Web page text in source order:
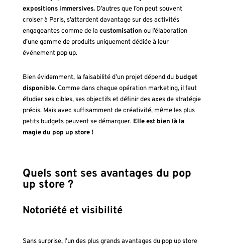
expositions immersives. D’autres que l’on peut souvent
croiser à Paris, s’attardent davantage sur des activités
engageantes comme de la customisation ou l’élaboration
d’une gamme de produits uniquement dédiée à leur
événement pop up.
Bien évidemment, la faisabilité d’un projet dépend du budget
disponible.Comme dans chaque opération marketing, il faut
étudier ses cibles, ses objectifs et définir des axes de stratégie
précis. Mais avec suffisamment de créativité, même les plus
petits budgets peuvent se démarquer. Elle est bien là la
magie du pop up store !
Quels sont ses avantages du pop
up store ?
Notoriété et visibilité
Sans surprise, l’un des plus grands avantages du pop up store